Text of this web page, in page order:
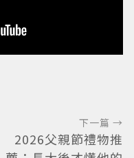
下一篇 →
2026父親節禮物推